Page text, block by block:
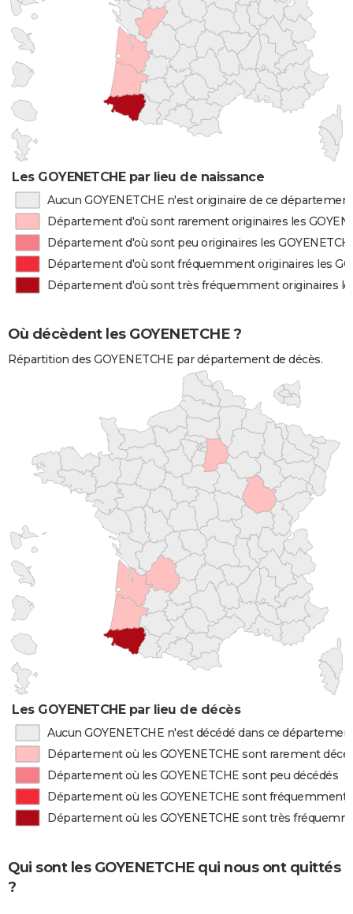
Les GOYENETCHE par lieu de naissance
Aucun GOYENETCHE n'est originaire de ce département
Département d'où sont rarement originaires les
Département d'où sont peu originaires les
Département d'où sont fréquemment originaires les
Département d'où sont très fréquemment originaires
Où décèdent les GOYENETCHE ?
Répartition des GOYENETCHE par département de décès.
Les GOYENETCHE par lieu de décès
Aucun GOYENETCHE n'est décédé dans ce
Département où les GOYENETCHE sont rarement
Département où les GOYENETCHE sont peu décédés
Département où les GOYENETCHE sont fréquemment
Département où les GOYENETCHE sont très
Qui sont les GOYENETCHE qui nous ont quittés
?